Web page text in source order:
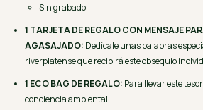
Sin grabado
1 TARJETA DE REGALO CON MENSAJE
AGASAJADO: Dedícale unas palabras
riverplatense que recibirá este obsequio
1 ECO BAG DE REGALO: Para llevar este
conciencia ambiental.